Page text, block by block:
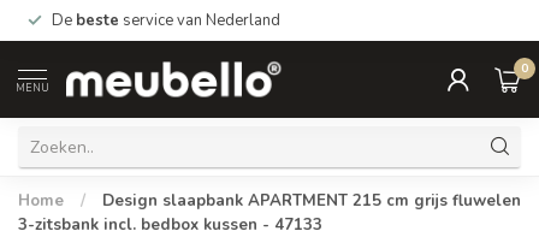
De beste service van Nederland
MENU
0
Home /
Design slaapbank APARTMENT 215 cm grijs fluwelen
3-zitsbank incl. bedbox kussen - 47133